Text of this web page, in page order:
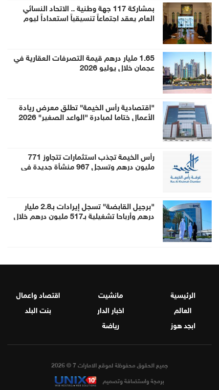
بمشاركة 117 جهة وطنية .. الاتحاد النسائي
العام يعقد اجتماعاً تنسيقياً استعداداً ليوم
1.65 مليار درهم قيمة التصرفات العقارية في
عجمان خلال يوليو 2026
"اقتصادية رأس الخيمة" تطلق معرض ريادة
الأعمال ختاما لمبادرة "الواعد الصغير" 2026
رأس الخيمة تجذب استثمارات تتجاوز 771
مليون درهم وتسجل 967 منشأة جديدة في
"برجيل القابضة" تسجل إيرادات بـ2.8 مليار
درهم وأرباحا تشغيلية بـ517 مليون درهم خلال
الرئيسية مانشيت
اقتصاد واعمال
العالم
اخبار الدار
بنت البلد
ابجد هوز
رياضة
جميع الحقوق محفوظة لموقع الامارات 7 © 2026
برمجة واستضافة وتصميم